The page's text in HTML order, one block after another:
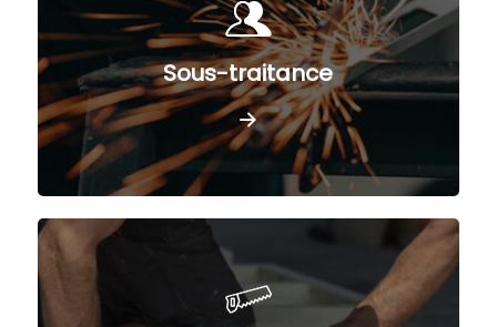
Sous-traitance